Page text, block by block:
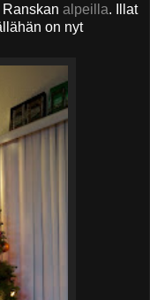
Ranskan alpeilla. Illat
on nyt